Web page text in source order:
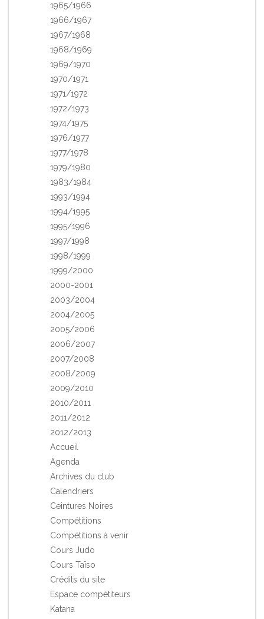
1965/1966
1966/1967
1967/1968
1968/1969
1969/1970
1970/1971
1971/1972
1972/1973
1974/1975
1976/1977
1977/1978
1979/1980
1983/1984
1993/1994
1994/1995
1995/1996
1997/1998
1998/1999
1999/2000
2000-2001
2003/2004
2004/2005
2005/2006
2006/2007
2007/2008
2008/2009
2009/2010
2010/2011
2011/2012
2012/2013
Accueil
Agenda
Archives du club
Calendriers
Ceintures Noires
Compétitions
Compétitions à venir
Cours Judo
Cours Taïso
Crédits du site
Espace compétiteurs
Katana